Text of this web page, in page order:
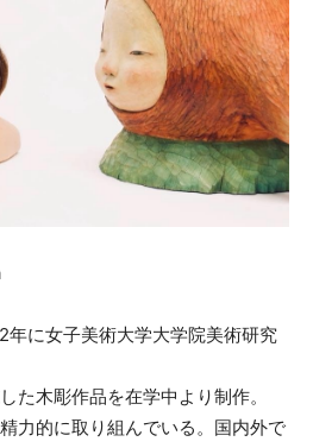
年に女子美術大学大学院美術研究
た木彫作品を在学中より制作。
力的に取り組んでいる。国内外で